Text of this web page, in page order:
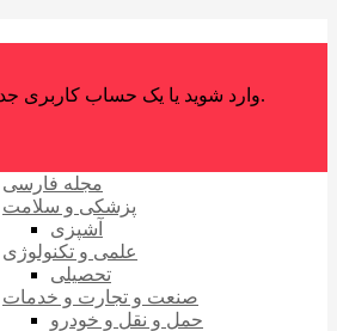
وارد شوید یا یک حساب کاربری جدید ایجاد کنید.
مجله فارسی
پزشکی و سلامت
آشپزی
علمی و تکنولوژی
تحصیلی
صنعت و تجارت و خدمات
حمل و نقل و خودرو